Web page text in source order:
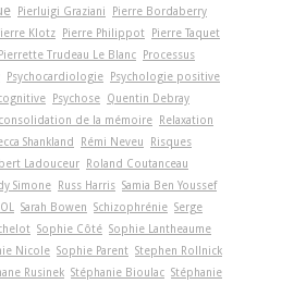
Pierluigi Graziani
Pierre Bordaberry
Klotz Pierre Philippot
Pierre Taquet
Pierrette Trudeau Le Blanc
Processus
Psychocardiologie
Psychologie positive
Psychose Quentin Debray
de la mémoire
Relaxation
Shankland Rémi Neveu
Risques
Ladouceur
Roland Coutanceau
Simone Russ Harris Samia Ben Youssef
Sarah Bowen Schizophrénie Serge
Sophie Côté Sophie Lantheaume
Nicole Sophie Parent Stephen Rollnick
Rusinek Stéphanie Bioulac Stéphanie